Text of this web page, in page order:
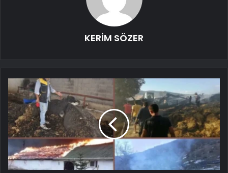
KERİM SÖZER